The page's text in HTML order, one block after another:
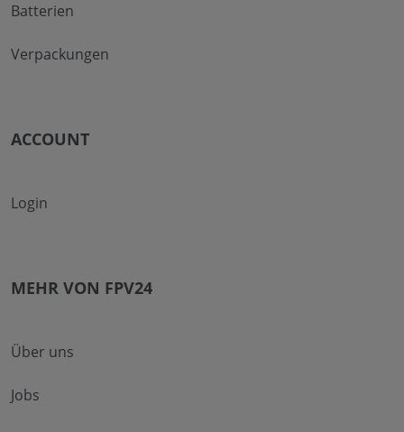
Batterien
Verpackungen
ACCOUNT
Login
MEHR VON FPV24
Über uns
Jobs